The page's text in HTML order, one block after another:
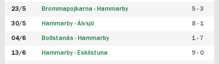
23/5 Brommapojkarna - Hammarby 5 - 3
30/5 Hammarby - Älvsjö 8 - 1
04/6 Bollstanäs - Hammarby 1 - 7
13/6 Hammarby - Eskilstuna 9 - 0